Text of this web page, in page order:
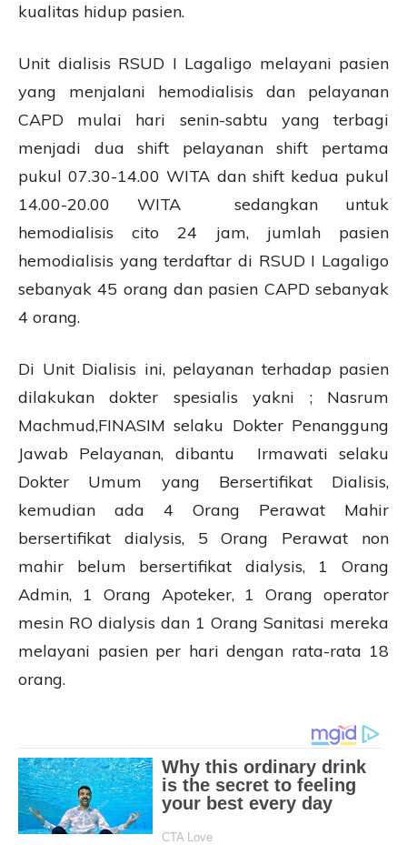
kualitas hidup pasien.
Unit dialisis RSUD I Lagaligo melayani pasien
yang menjalani hemodialisis dan pelayanan
CAPD mulai hari senin-sabtu yang terbagi
menjadi dua shift pelayanan shift pertama
pukul 07.30-14.00 WITA dan shift kedua pukul
14.00-20.00 WITA sedangkan untuk
hemodialisis cito 24 jam, jumlah pasien
hemodialisis yang terdaftar di RSUD I Lagaligo
sebanyak 45 orang dan pasien CAPD sebanyak
4 orang.
Di Unit Dialisis ini, pelayanan terhadap pasien
dilakukan dokter spesialis yakni ; Nasrum
Machmud,FINASIM selaku Dokter Penanggung
Jawab Pelayanan, dibantu Irmawati selaku
Dokter Umum yang Bersertifikat Dialisis,
kemudian ada 4 Orang Perawat Mahir
bersertifikat dialysis, 5 Orang Perawat non
mahir belum bersertifikat dialysis, 1 Orang
Admin, 1 Orang Apoteker, 1 Orang operator
mesin RO dialysis dan 1 Orang Sanitasi mereka
melayani pasien per hari dengan rata-rata 18
orang.